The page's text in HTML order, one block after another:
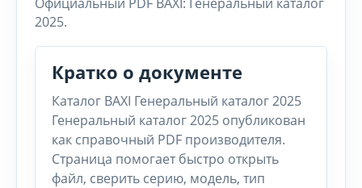
2025.
Кратко о документе
Каталог BAXI Генеральный каталог 2025
Генеральный каталог 2025 опубликован
как справочный PDF производителя.
Страница помогает быстро открыть
файл, сверить серию, модель, тип